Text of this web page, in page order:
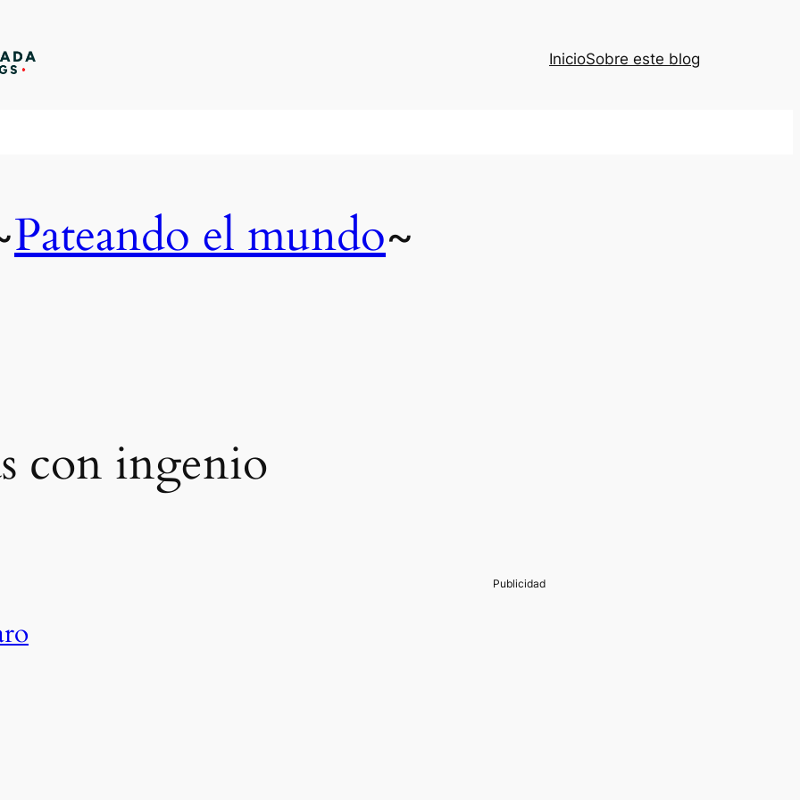
InicioSobre este blog
Pateando el mundo~
con ingenio